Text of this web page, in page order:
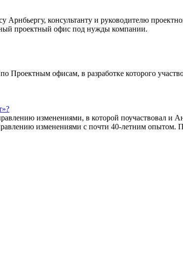
консультанту и руководителю
проектный офис под нужды компании.
Проектным офисам, в разработке которого
изменениями, в которой поучаствовал
изменениями с почти 40-летним опытом.